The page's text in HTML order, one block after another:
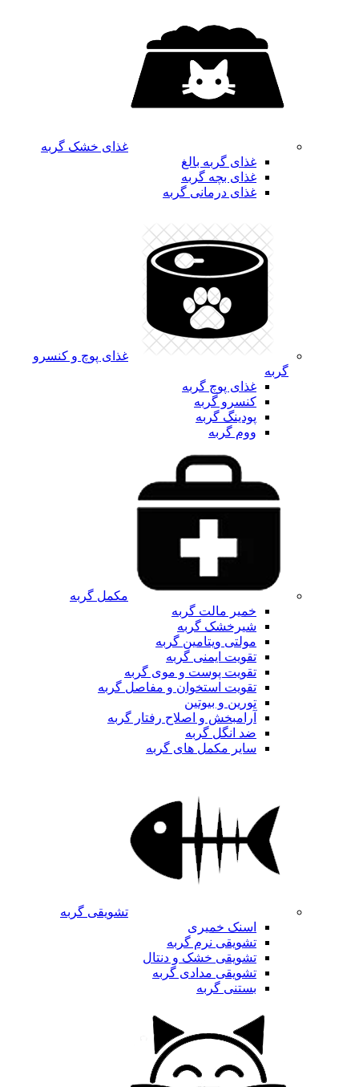
غذای خشک گربه
غذای گربه بالغ
غذای بچه گربه
غذای درمانی گربه
غذای پوچ و کنسرو
گربه
غذای پوچ گربه
کنسرو گربه
پودینگ گربه
ووم گربه
مکمل گربه
خمیر مالت گربه
شیرخشک گربه
مولتی ویتامین گربه
تقویت ایمنی گربه
تقویت پوست و موی گربه
تقویت استخوان و مفاصل گربه
تورین و بیوتین
آرامبخش و اصلاح رفتار گربه
ضد انگل گربه
سایر مکمل های گربه
تشویقی گربه
اسنک خمیری
تشویقی نرم گربه
تشویقی خشک و دنتال
تشویقی مدادی گربه
بستنی گربه